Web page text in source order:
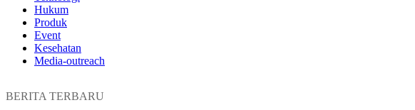
Hukum
Produk
Event
Kesehatan
Media-outreach
BERITA TERBARU